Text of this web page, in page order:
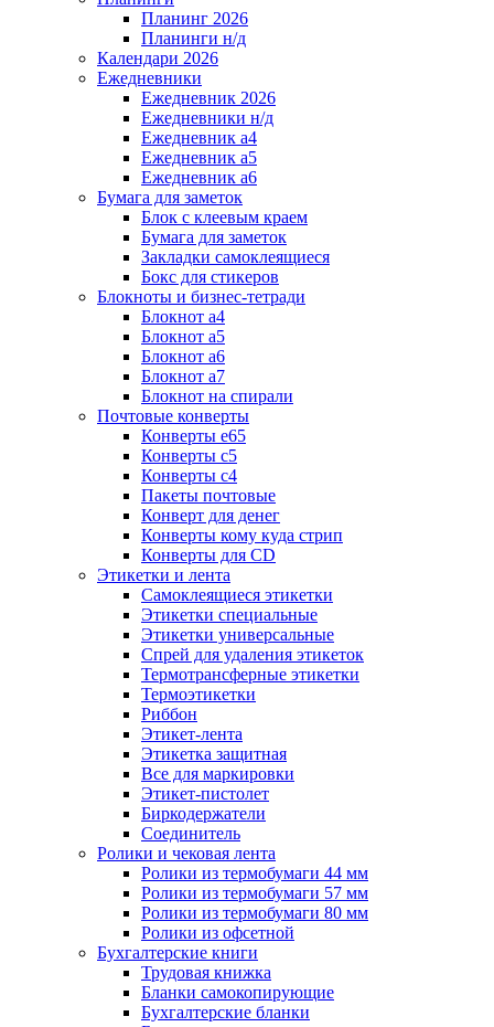
Планинг 2026
Планинги н/д
Календари 2026
Ежедневники
Ежедневник 2026
Ежедневники н/д
Ежедневник а4
Ежедневник а5
Ежедневник а6
Бумага для заметок
Блок с клеевым краем
Бумага для заметок
Закладки самоклеящиеся
Бокс для стикеров
Блокноты и бизнес-тетради
Блокнот а4
Блокнот а5
Блокнот а6
Блокнот а7
Блокнот на спирали
Почтовые конверты
Конверты е65
Конверты с5
Конверты с4
Пакеты почтовые
Конверт для денег
Конверты кому куда стрип
Конверты для CD
Этикетки и лента
Самоклеящиеся этикетки
Этикетки специальные
Этикетки универсальные
Спрей для удаления этикеток
Термотрансферные этикетки
Термоэтикетки
Риббон
Этикет-лента
Этикетка защитная
Все для маркировки
Этикет-пистолет
Биркодержатели
Соединитель
Ролики и чековая лента
Ролики из термобумаги 44 мм
Ролики из термобумаги 57 мм
Ролики из термобумаги 80 мм
Ролики из офсетной
Бухгалтерские книги
Трудовая книжка
Бланки самокопирующие
Бухгалтерские бланки